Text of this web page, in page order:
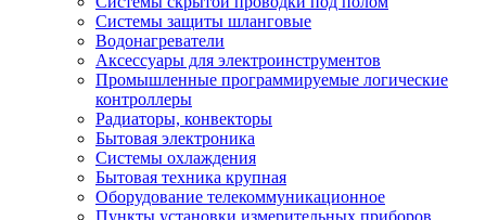
Системы защиты шланговые
Водонагреватели
Аксессуары для электроинструментов
Промышленные программируемые логические
контроллеры
Радиаторы, конвекторы
Бытовая электроника
Системы охлаждения
Бытовая техника крупная
Оборудование телекоммуникационное
Пункты установки измерительных приборов